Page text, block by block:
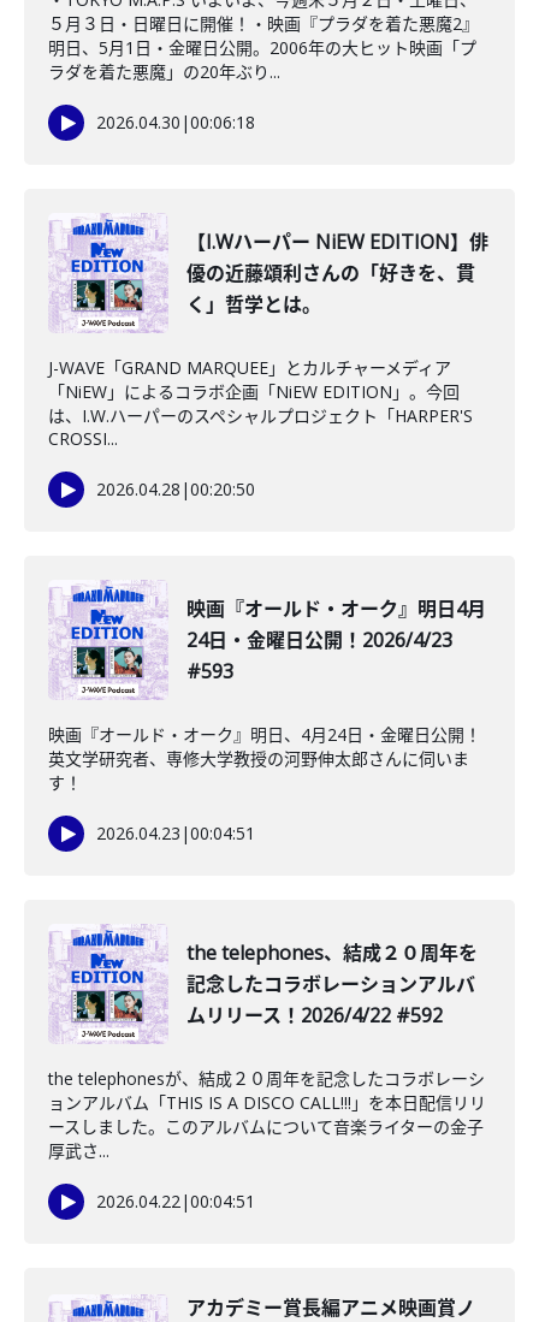
５月３日・日曜日に開催！・映画『プラダを着た悪魔2』
明日、5月1日・金曜日公開。2006年の大ヒット映画「プ
ラダを着た悪魔」の20年ぶり...
2026.04.30 |00:06:18
【I.Wハーパー NiEW EDITION】俳
優の近藤頌利さんの「好きを、貫
く」哲学とは。
J-WAVE「GRAND MARQUEE」とカルチャーメディア
「NiEW」によるコラボ企画「NiEW EDITION」。今回
は、I.W.ハーパーのスペシャルプロジェクト「HARPER'S
CROSSI...
2026.04.28 |00:20:50
映画『オールド・オーク』明日4月
24日・金曜日公開！2026/4/23
#593
映画『オールド・オーク』明日、4月24日・金曜日公開！
英文学研究者、専修大学教授の河野伸太郎さんに伺いま
す！
2026.04.23 |00:04:51
the telephones、結成２０周年を
記念したコラボレーションアルバ
ムリリース！2026/4/22 #592
the telephonesが、結成２０周年を記念したコラボレーシ
ョンアルバム「THIS IS A DISCO CALL!!!」を本日配信リリ
ースしました。このアルバムについて音楽ライターの金子
厚武さ...
2026.04.22|00:04:51
️アカデミー賞長編アニメ映画賞ノ